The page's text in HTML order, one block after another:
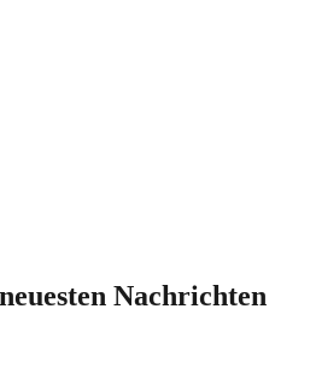
Nachrichten